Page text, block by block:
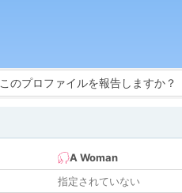
このプロファイルを報告しますか？
A Woman
指定されていない